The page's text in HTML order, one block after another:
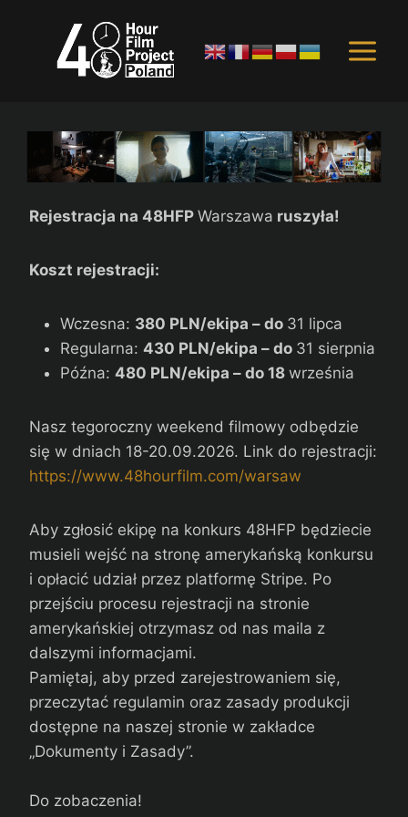
Rejestracja na 48HFP Warszawa ruszyła!
Koszt rejestracji:
Wczesna: 380 PLN/ekipa – do 31 lipca
Regularna: 430 PLN/ekipa – do 31 sierpnia
Późna: 480 PLN/ekipa – do 18 września
Nasz tegoroczny weekend filmowy odbędzie
się w dniach 18-20.09.2026. Link do rejestracji:
https://www.48hourfilm.com/warsaw
Aby zgłosić ekipę na konkurs 48HFP będziecie
musieli wejść na stronę amerykańską konkursu
i opłacić udział przez platformę Stripe. Po
przejściu procesu rejestracji na stronie
amerykańskiej otrzymasz od nas maila z
dalszymi informacjami.
Pamiętaj, aby przed zarejestrowaniem się,
przeczytać regulamin oraz zasady produkcji
dostępne na naszej stronie w zakładce
„Dokumenty i Zasady”.
Do zobaczenia!